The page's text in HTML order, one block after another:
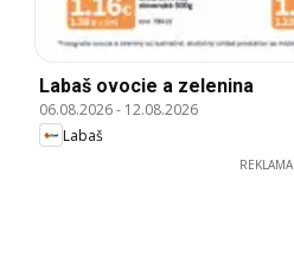
Labaš ovocie a zelenina
06.08.2026- 12.08.2026
Labaš
REKLAMA